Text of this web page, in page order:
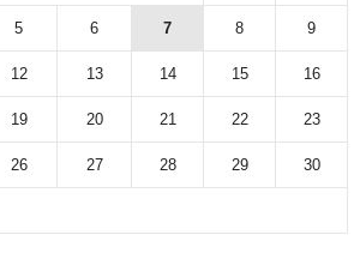
5 6 7 8 9
12 13 14 15 16
19 20 21 22 23
26 27 28 29 30